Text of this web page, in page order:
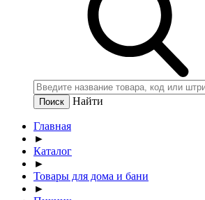
Найти
Главная
►
Каталог
►
Товары для дома и бани
►